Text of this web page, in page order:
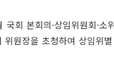
회 본회의·상임위원회·
장을 초청하여 상임위